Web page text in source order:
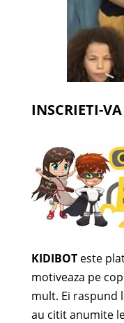
INSCRIETI-
KIDIBOTeste
motiveaza pe
mult. Ei raspund
au citit anumite